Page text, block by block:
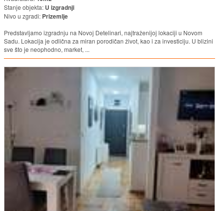
Stanje objekta: U izgradnji
Nivo u zgradi: Prizemlje
Predstavljamo izgradnju na Novoj Detelinari, najtraženijoj lokaciji u Novom
Sadu. Lokacija je odlična za miran porodičan život, kao i za investiciju. U blizini
sve što je neophodno, market, ...